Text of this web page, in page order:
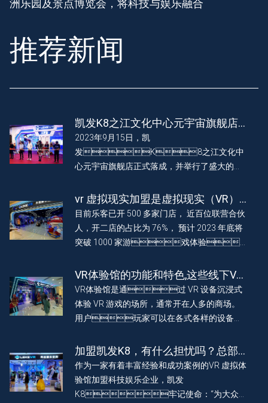
洲乐园及景点博览会，将科技与娱乐融合
推荐新闻
凯发K8之江文化中心元宇宙旗舰店
正式落成 盛大开幕
2023年9月15日，凯
发K8之江文化中
心元宇宙旗舰店正式落成，并举行了盛大的开
vr 虚拟现实加盟是虚拟现实（VR）
技术的商业化突破点吗？
目前乐客已开 500 多家门店， 近百位联营合伙
人，开二店的占比为 76%， 预计 2023 年底将
突破 1000 家游戏体验
店联营”大计。
VR体验馆的功能和特色,这些线下VR
体验馆你去过吗?
VR体验馆是通过 VR 设备沉浸式
体验 VR 游戏的场所，通常开在人多的商场。
用户玩家可以在各式各样的设备上
加盟凯发K8，有什么担忧吗？总部
会扶持吗？
作为一家有着丰富经验和成功案例的VR 虚拟体
验馆加盟科技娱乐企业，凯发
K8牢记使命：“为大众